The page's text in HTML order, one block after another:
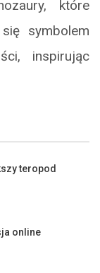
które
symbolem
inspirując
teropod
online